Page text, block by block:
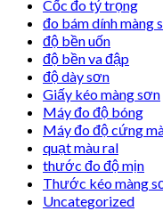
Cốc đo tỷ trọng
đo bám dính màng
độ bền uốn
độ bền va đập
độ dày sơn
Giấy kéo màng sơn
Máy đo độ bóng
Máy đo độ cứng
quạt màu ral
thước đo độ mịn
Thước kéo màng
Uncategorized